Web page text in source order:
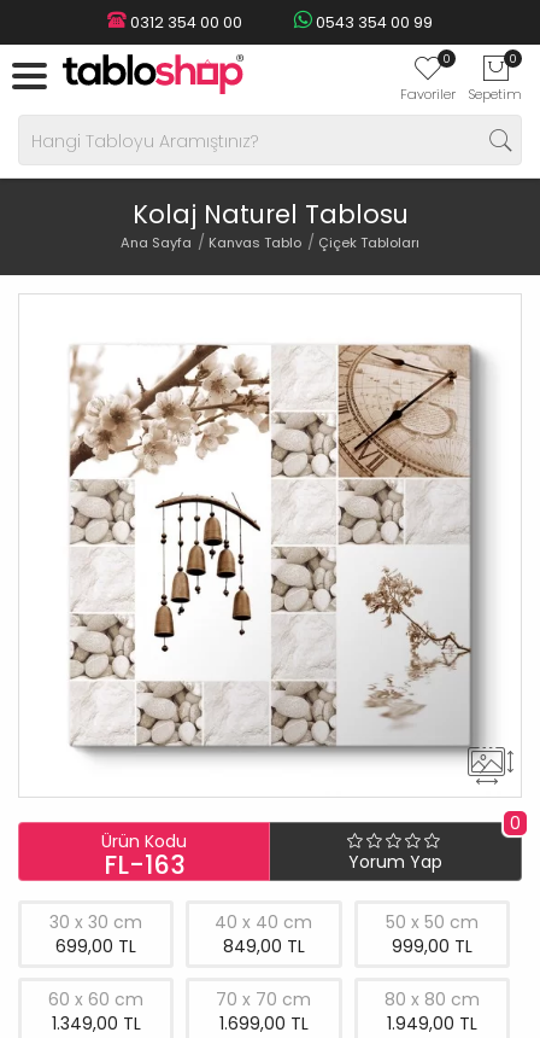
0312 354 00 00 0543 354 00 99
0
Favoriler
0
Sepetim
Kolaj Naturel Tablosu
Ana Sayfa Kanvas Tablo Çiçek Tabloları
Ürün Kodu
FL-163
0
Yorum Yap
30 x 30 cm
699,00 TL
40 x 40 cm
849,00 TL
50 x 50 cm
999,00 TL
60 x 60 cm
1.349,00 TL
70 x 70 cm
1.699,00 TL
80 x 80 cm
1.949,00 TL